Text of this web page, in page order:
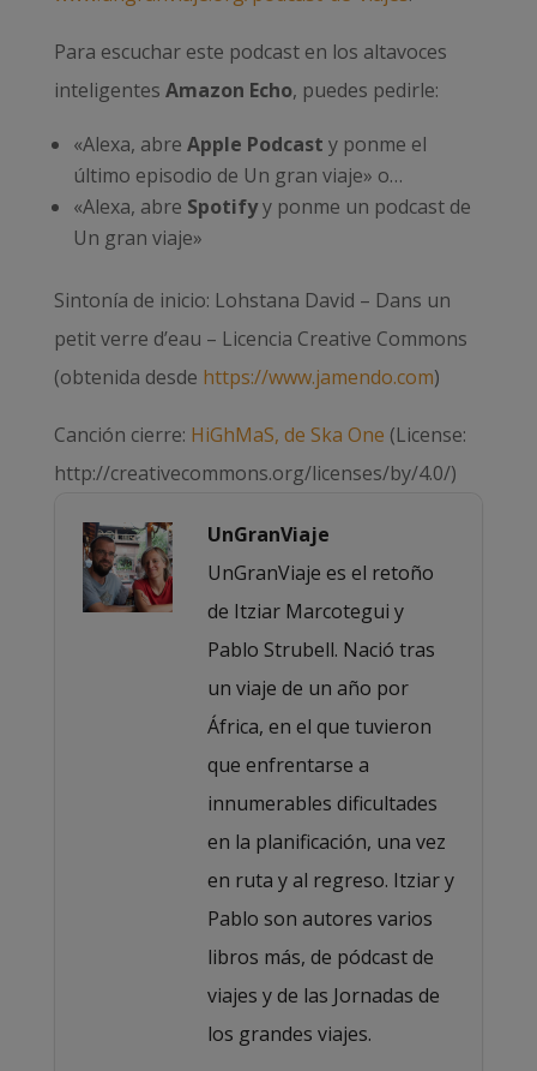
Para escuchar este podcast en los altavoces
inteligentes Amazon Echo, puedes pedirle:
«Alexa, abre Apple Podcast y ponme el
último episodio de Un gran viaje» o…
«Alexa, abre Spotifyy ponme un podcast de
Un gran viaje»
Sintonía de inicio: Lohstana David – Dans un
petit verre d’eau – Licencia Creative Commons
(obtenida desde https://www.jamendo.com)
Canción cierre: HiGhMaS, de Ska One (License:
http://creativecommons.org/licenses/by/4.0/)
UnGranViaje
UnGranViaje es el retoño
de Itziar Marcotegui y
Pablo Strubell. Nació tras
un viaje de un año por
África, en el que tuvieron
que enfrentarse a
innumerables dificultades
en la planificación, una vez
en ruta y al regreso. Itziar y
Pablo son autores varios
libros más, de pódcast de
viajes y de las Jornadas de
los grandes viajes.